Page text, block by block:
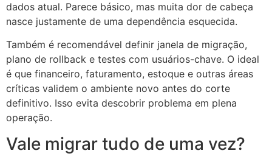
dados atual. Parece básico, mas muita dor de cabeça
nasce justamente de uma dependência esquecida.
Também é recomendável definir janela de migração,
plano de rollback e testes com usuários-chave. O ideal
é que financeiro, faturamento, estoque e outras áreas
críticas validem o ambiente novo antes do corte
definitivo. Isso evita descobrir problema em plena
operação.
Vale migrar tudo de uma vez?